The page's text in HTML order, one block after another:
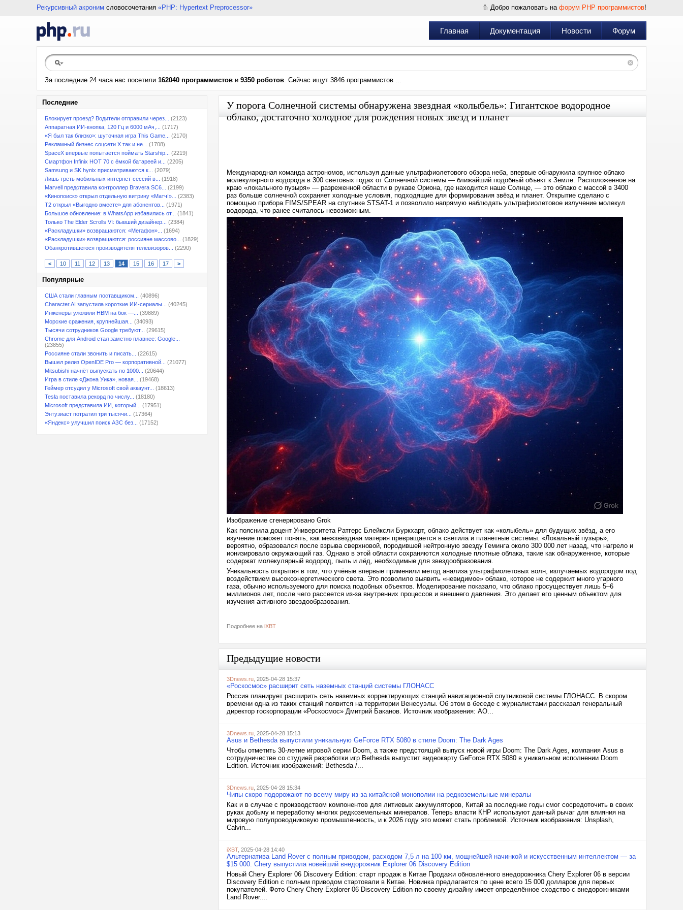
Рекурсивный акроним словосочетания «PHP: Hypertext Preprocessor» Добро пожаловать на форум PHP программистов!
Главная Документация Новости Форум
За последние 24 часа нас посетили 162040 программистов и 9350 роботов. Сейчас ищут 3846 программистов ...
Последние
Блокирует проезд? Водители отправили через...
(2123)
Аппаратная ИИ-кнопка, 120 Гц и 6000 мАч,...
(1717)
«Я был так близко»: шуточная игра This Game...
(2170)
Рекламный бизнес соцсети X так и не...
(1708)
SpaceX впервые попытается поймать Starship...
(2219)
Смартфон Infinix HOT 70 с ёмкой батареей и...
(2205)
Samsung и SK hynix присматриваются к...
(2079)
Лишь треть мобильных интернет-сессий в...
(1918)
Marvell представила контроллер Bravera SC6...
(2199)
«Кинопоиск» открыл отдельную витрину «Матч!»...
(2383)
T2 открыл «Выгодно вместе» для абонентов...
(1971)
Большое обновление: в WhatsApp избавились от...
(1841)
Только The Elder Scrolls VI: бывший дизайнер...
(2384)
«Раскладушки» возвращаются: «Мегафон»...
(1694)
«Раскладушки» возвращаются: россияне массово...
(1829)
Обанкротившегося производителя телевизоров...
(2290)
< 10 11 12 13 14 15 16 17 >
Популярные
США стали главным поставщиком...
(40896)
Character.AI запустила короткие ИИ-сериалы...
(40245)
Инженеры уложили HBM на бок —...
(39889)
Морские сражения, крупнейшая...
(34093)
Тысячи сотрудников Google требуют...
(29615)
Chrome для Android стал заметно плавнее: Google...
(23855)
Россияне стали звонить и писать...
(22615)
Вышел релиз OpenIDE Pro — корпоративной...
(21077)
Mitsubishi начнёт выпускать по 1000...
(20644)
Игра в стиле «Джона Уика», новая...
(19468)
Геймер отсудил у Microsoft свой аккаунт...
(18613)
Tesla поставила рекорд по числу...
(18180)
Microsoft представила ИИ, который...
(17951)
Энтузиаст потратил три тысячи...
(17364)
«Яндекс» улучшил поиск АЗС без...
(17152)
У порога Солнечной системы обнаружена звездная «колыбель»: Гигантское водородное
облако, достаточно холодное для рождения новых звезд и планет
Международная команда астрономов, используя данные ультрафиолетового обзора неба, впервые обнаружила крупное облако
молекулярного водорода в 300 световых годах от Солнечной системы — ближайший подобный объект к Земле. Расположенное на
краю «локального пузыря» — разреженной области в рукаве Ориона, где находится наше Солнце, — это облако с массой в 3400
раз больше солнечной сохраняет холодные условия, подходящие для формирования звёзд и планет. Открытие сделано с
помощью прибора FIMS/SPEAR на спутнике STSAT-1 и позволило напрямую наблюдать ультрафиолетовое излучение молекул
водорода, что ранее считалось невозможным.
Изображение сгенерировано Grok
Как пояснила доцент Университета Ратгерс Блейксли Буркхарт, облако действует как «колыбель» для будущих звёзд, а его
изучение поможет понять, как межзвёздная материя превращается в светила и планетные системы. «Локальный пузырь»,
вероятно, образовался после взрыва сверхновой, породившей нейтронную звезду Геминга около 300 000 лет назад, что нагрело и
ионизировало окружающий газ. Однако в этой области сохраняются холодные плотные облака, такие как обнаруженное, которые
содержат молекулярный водород, пыль и лёд, необходимые для звездообразования.
Уникальность открытия в том, что учёные впервые применили метод анализа ультрафиолетовых волн, излучаемых водородом под
воздействием высокоэнергетического света. Это позволило выявить «невидимое» облако, которое не содержит много угарного
газа, обычно используемого для поиска подобных объектов. Моделирование показало, что облако просуществует лишь 5–6
миллионов лет, после чего рассеется из-за внутренних процессов и внешнего давления. Это делает его ценным объектом для
изучения активного звездообразования.
Подробнее на iXBT
Предыдущие новости
3Dnews.ru , 2025-04-28 15:37
«Роскосмос» расширит сеть наземных станций системы ГЛОНАСС
Россия планирует расширить сеть наземных корректирующих станций навигационной спутниковой системы ГЛОНАСС. В скором
времени одна из таких станций появится на территории Венесуэлы. Об этом в беседе с журналистами рассказал генеральный
директор госкорпорации «Роскосмос» Дмитрий Баканов. Источник изображения: АО...
3Dnews.ru , 2025-04-28 15:13
Asus и Bethesda выпустили уникальную GeForce RTX 5080 в стиле Doom: The Dark Ages
Чтобы отметить 30-летие игровой серии Doom, а также предстоящий выпуск новой игры Doom: The Dark Ages, компания Asus в
сотрудничестве со студией разработки игр Bethesda выпустит видеокарту GeForce RTX 5080 в уникальном исполнении Doom
Edition. Источник изображений: Bethesda /...
3Dnews.ru , 2025-04-28 15:34
Чипы скоро подорожают по всему миру из-за китайской монополии на редкоземельные минералы
Как и в случае с производством компонентов для литиевых аккумуляторов, Китай за последние годы смог сосредоточить в своих
руках добычу и переработку многих редкоземельных минералов. Теперь власти КНР используют данный рычаг для влияния на
мировую полупроводниковую промышленность, и к 2026 году это может стать проблемой. Источник изображения: Unsplash,
Calvin...
iXBT, 2025-04-28 14:40
Альтернатива Land Rover с полным приводом, расходом 7,5 л на 100 км, мощнейшей начинкой и искусственным интеллектом — за
$15 000. Chery выпустила новейший внедорожник Explorer 06 Discovery Edition
Новый Chery Explorer 06 Discovery Edition: старт продаж в Китае Продажи обновлённого внедорожника Chery Explorer 06 в версии
Discovery Edition с полным приводом стартовали в Китае. Новинка предлагается по цене всего 15 000 долларов для первых
покупателей. Фото Chery Chery Explorer 06 Discovery Edition по своему дизайну имеет определённое сходство с внедорожниками
Land Rover....